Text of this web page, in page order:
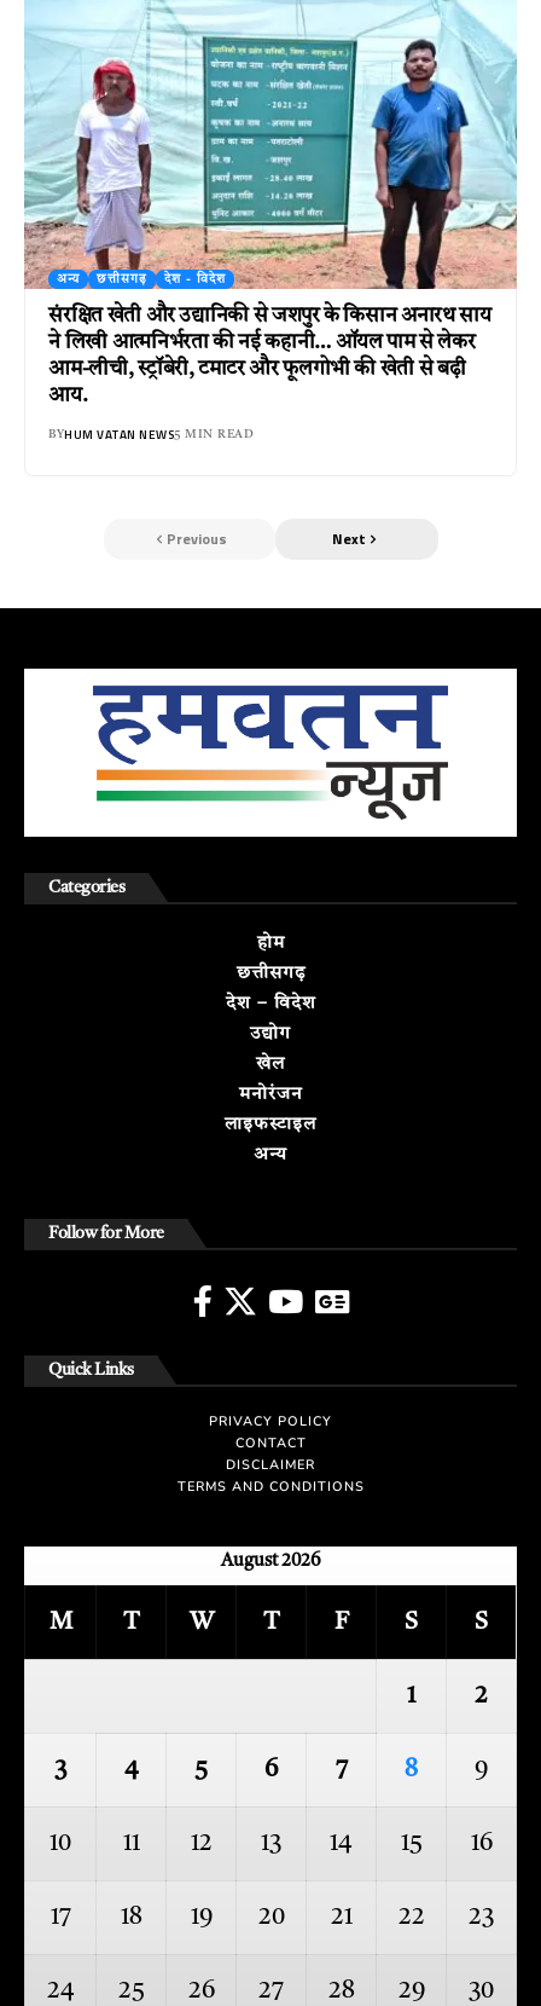
अन्य छत्तीसगढ़ देश - विदेश
संरक्षित खेती और उद्यानिकी से जशपुर के किसान अनारथ साय
ने लिखी आत्मनिर्भरता की नई कहानी… ऑयल पाम से लेकर
आम-लीची, स्ट्रॉबेरी, टमाटर और फूलगोभी की खेती से बढ़ी
आय.
BYHUM VATAN NEWS5 MIN READ
Previous Next
Categories
होम
छत्तीसगढ़
देश – विदेश
उद्योग
खेल
मनोरंजन
लाइफस्टाइल
अन्य
Follow for More
Quick Links
PRIVACY POLICY
CONTACT
DISCLAIMER
TERMS AND CONDITIONS
August 2026
M T W T F S S
1 2
3 4 5 6 7 8 9
10 11 12 13 14 15 16
17 18 19 20 21 22 23
24 25 26 27 28 29 30